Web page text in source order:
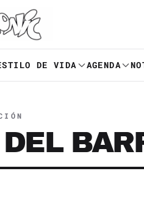
DE VIDA AGENDA